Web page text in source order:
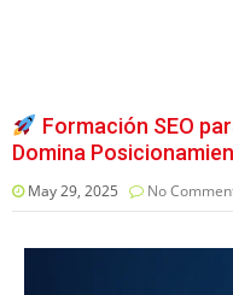
Formación SEO
Domina
May 29, 2025 No